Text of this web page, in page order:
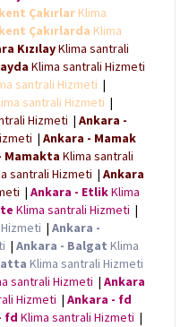
Çakırlar Klima
Çakırlarda Klima
KızılayKlima santrali
Klima santrali Hizmeti
santrali Hizmeti |
santrali Hizmeti |
Hizmeti | Ankara -
| Ankara - Mamak
Mamakta Klima santrali
santrali Hizmeti | Ankara
| Ankara - EtlikKlima
Klima santrali Hizmeti |
| Ankara -
| Ankara - Balgat Klima
Klima santrali Hizmeti
santrali Hizmeti | Ankara
Hizmeti | Ankara - fd
fd Klima santrali Hizmeti |